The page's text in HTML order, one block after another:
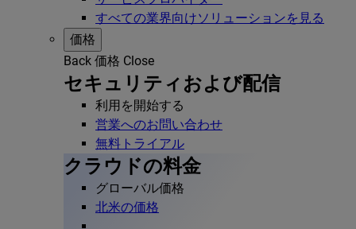
すべての業界向けソリューションを見る
価格
Back 価格 Close
セキュリティおよび配信
利用を開始する
営業へのお問い合わせ
無料トライアル
クラウドの料金
グローバル価格
北米の価格